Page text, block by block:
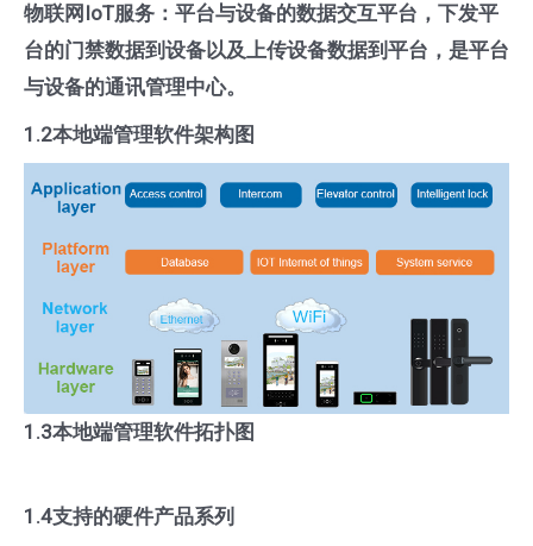
物联网IoT服务：平台与设备的数据交互平台，下发平
台的门禁数据到设备以及上传设备数据到平台，是平台
与设备的通讯管理中心。
1.2本地端管理软件架构图
1.3本地端管理软件拓扑图
1.4支持的硬件产品系列
件
2024
版
发